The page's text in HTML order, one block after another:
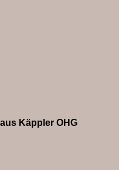
Käppler OHG